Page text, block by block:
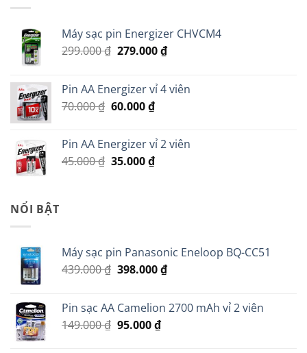
Máy sạc pin Energizer CHVCM4
299.000₫ Giá
299.000 ₫.
279.000₫Giá
là:
Pin AA Energizer vỉ 4 viên
70.000₫ Giá
70.000 ₫.
60.000₫Giá
là:
60.000 ₫.
Pin AA Energizer vỉ 2 viên
45.000₫ Giá
35.000₫Giá
NỔI BẬT
Máy sạc pin Panasonic Eneloop BQ-CC51
439.000₫ Giá
439.000 ₫.
398.000₫Giá
là:
Pin sạc AA Camelion 2700 mAh vỉ 2 viên
149.000₫ Giá
95.000₫Giá